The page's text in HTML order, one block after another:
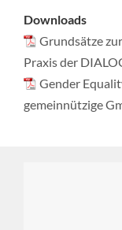
Downloads
Grundsätze
Praxis der
Gender
gemeinnützige